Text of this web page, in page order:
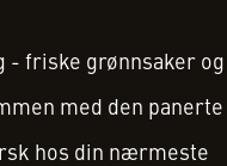
- friske grønnsaker og
med den panerte
hos din nærmeste